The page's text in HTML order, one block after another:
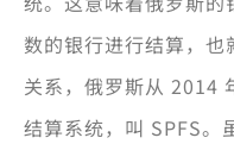
数的银行进行结算，
关系，俄罗斯从 2014
结算系统，叫 SPFS。